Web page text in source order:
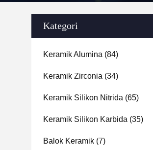
Kategori
Keramik Alumina (84)
Keramik Zirconia (34)
Keramik Silikon Nitrida (65)
Keramik Silikon Karbida (35)
Balok Keramik (7)